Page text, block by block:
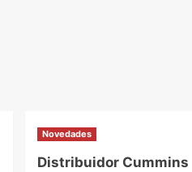
Novedades
Distribuidor Cummins